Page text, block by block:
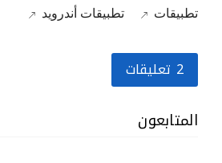
تطبيقات
تطبيقات أندرويد
2 تعليقات
المتابعون